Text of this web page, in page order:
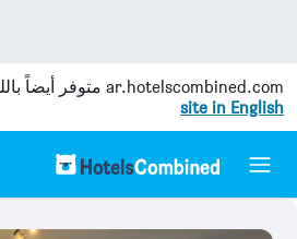
ar.hotelscombined.com متوفر أيضاً
site in English